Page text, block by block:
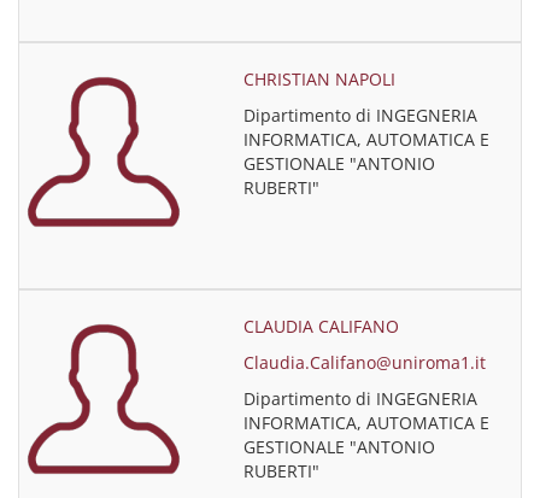
CHRISTIAN NAPOLI
Dipartimento di INGEGNERIA
INFORMATICA, AUTOMATICA E
GESTIONALE "ANTONIO
RUBERTI"
CLAUDIA CALIFANO
Claudia.Califano@uniroma1.it
Dipartimento di INGEGNERIA
INFORMATICA, AUTOMATICA E
GESTIONALE "ANTONIO
RUBERTI"